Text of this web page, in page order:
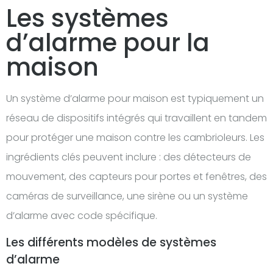
Les systèmes
d’alarme pour la
maison
Un système d’alarme pour maison est typiquement un
réseau de dispositifs intégrés qui travaillent en tandem
pour protéger une maison contre les cambrioleurs. Les
ingrédients clés peuvent inclure : des détecteurs de
mouvement, des capteurs pour portes et fenêtres, des
caméras de surveillance, une sirène ou un système
d’alarme avec code spécifique.
Les différents modèles de systèmes
d’alarme